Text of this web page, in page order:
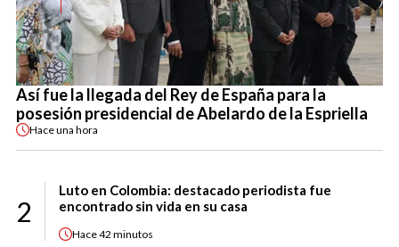
Así fue la llegada del Rey de España para la
posesión presidencial de Abelardo de la Espriella
Haceuna hora
2
Luto en Colombia: destacado periodista fue
encontrado sin vida en su casa
Hace42 minutos